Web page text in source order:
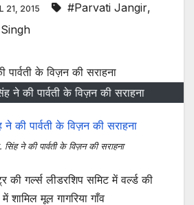
21, 2015 #Parvati Jangir,
ने की पार्वती के विज़न की सराहना
ने की पार्वती के विज़न की सराहना
की गर्ल्स लीडरशिप समिट में वर्ल्ड की
शामिल मूल गागरिया गाँव